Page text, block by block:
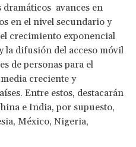
dramáticos avances en
en el nivel secundario y
crecimiento exponencial
la difusión del acceso móvil
de personas para el
creciente y
Entre estos, destacarán
e India, por supuesto,
México, Nigeria,